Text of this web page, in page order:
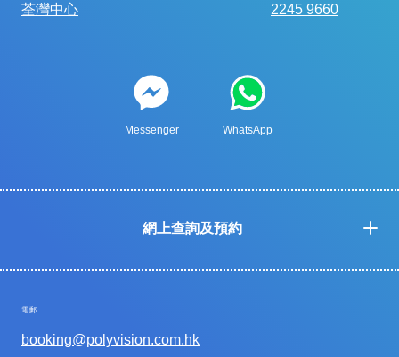
荃灣中心 2245 9660
Messenger WhatsApp
網上查詢及預約
電郵
booking@polyvision.com.hk